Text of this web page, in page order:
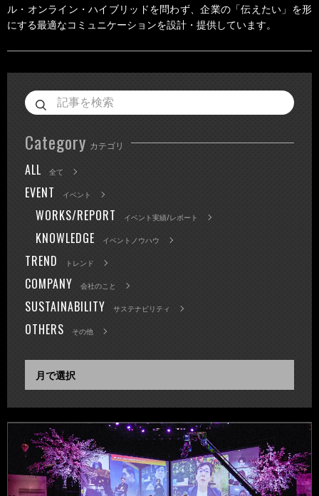
ル・オンライン・ハイブリッドを問わず、企業の「伝えたい」を形
にする最適なコミュニケーションを設計・提供しています。
Category カテゴリ
ALL 全て
EVENT イベント
WORKS/REPORT イベント実績/レポート
KNOWLEDGE イベントノウハウ
TREND トレンド
COMPANY 会社のこと
SUSTAINABILITY サステナビリティ
OTHERS その他